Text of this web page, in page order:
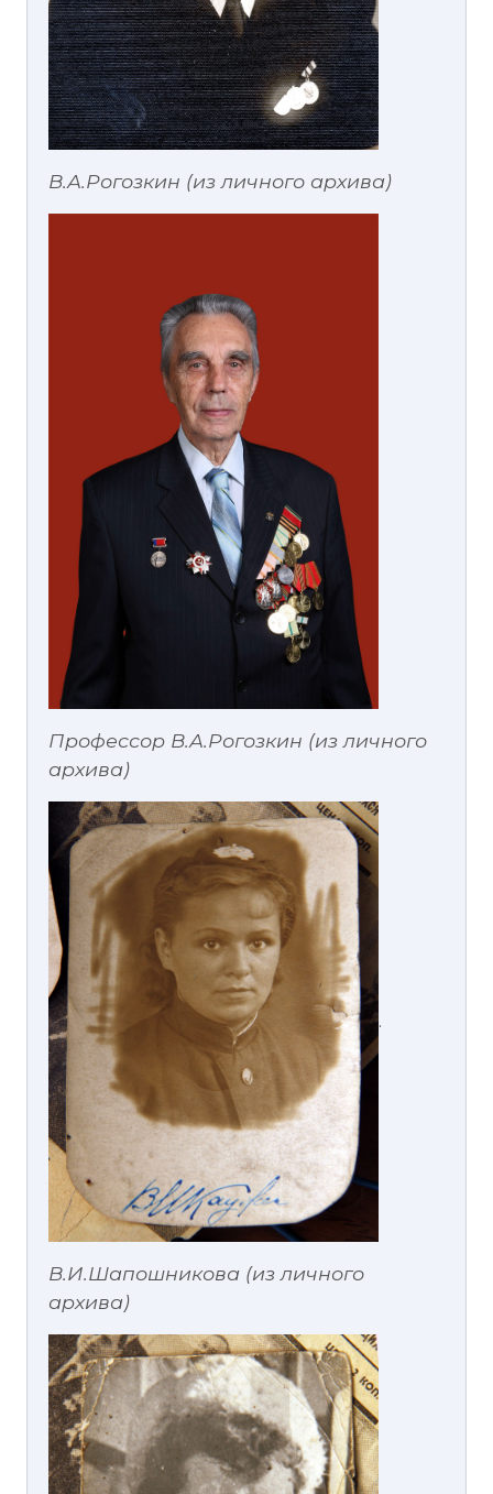
В.А.Рогозкин (из личного архива)
Профессор В.А.Рогозкин (из личного
архива)
.
В.И.Шапошникова (из личного
архива)